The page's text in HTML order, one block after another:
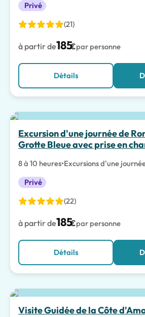
Privé
(21)
à partir de185€par personne
Détails
Excursion d'une journée de
Grotte Bleue avec prise en
8 à 10 heures•Excursions d'une
Privé
(22)
à partir de185€par personne
Détails
Meilleur choix
Visite Guidée de la Côte